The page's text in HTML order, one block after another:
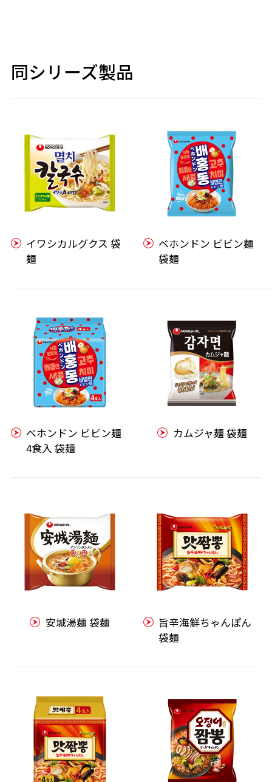
同シリーズ製品
イワシカルグクス 袋
麺
ベホンドン ビビン麺
袋麺
ベホンドン ビビン麺
4食入 袋麺
カムジャ麺 袋麺
安城湯麺 袋麺
旨辛海鮮ちゃんぽん
袋麺